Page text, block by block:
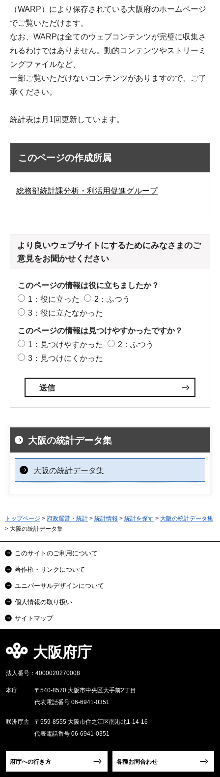
（WARP）により保存されている大阪府のホームページ
でご覧いただけます。
なお、WARPは全てのウェブコンテンツが完璧に収集さ
れるわけではありません。動的コンテンツやストリーミ
ングファイルなど、
一部ご覧いただけないコンテンツがありますので、ご了
承ください。
統計表は月1回更新しています。
このページの作成所属
総務部統計課分析・利活用促進グループ
より良いウェブサイトにするためにみなさまのご
意見をお聞かせください
このページの情報は役に立ちましたか？
1：役に立った
2：ふつう
3：役に立たなかった
このページの情報は見つけやすかったですか？
1：見つけやすかった
2：ふつう
3：見つけにくかった
大阪の統計データ集
大阪の統計データ集
トップページ > 府政運営・統計 > 統計情報 > 統計を探す > 大阪の統計データ集
> 大阪の統計データ集
このサイトのご利用について
著作権・リンクについて
ユニバーサルデザインについて
個人情報の取り扱い
サイトマップ
大阪府庁
法人番号：4000020270008
本庁
〒540-8570 大阪市中央区大手前2丁目
代表電話番号 06-6941-0351
咲洲庁舎
〒559-8555 大阪市住之江区南港北1-14-16
代表電話番号 06-6941-0351
府庁への行き方 各種お問合わせ